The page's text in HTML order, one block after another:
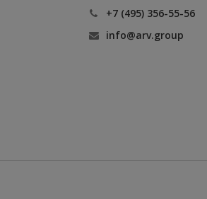
+7 (495) 356-55-56
info@arv.group